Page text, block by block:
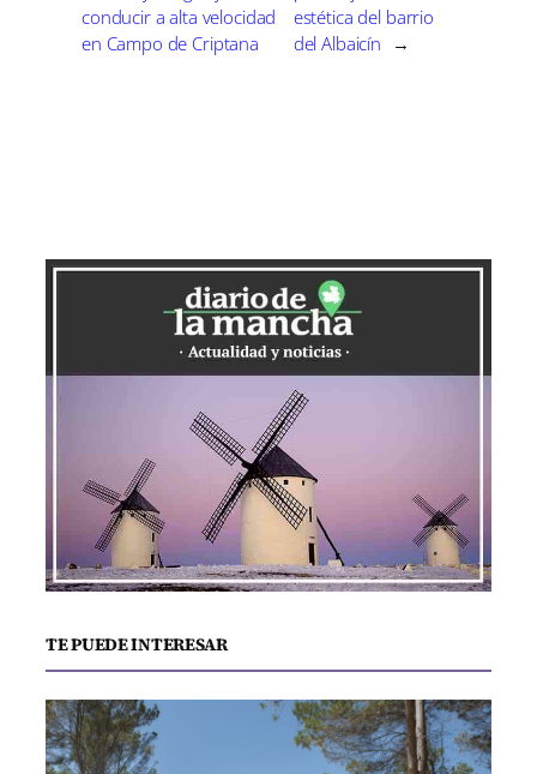
conducir a alta velocidad
en Campo de Criptana
estética del barrio
del Albaicín
→
TE PUEDE INTERESAR